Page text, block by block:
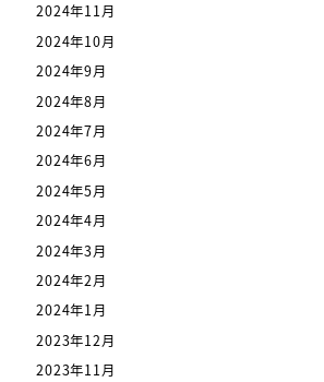
2024年11月
2024年10月
2024年9月
2024年8月
2024年7月
2024年6月
2024年5月
2024年4月
2024年3月
2024年2月
2024年1月
2023年12月
2023年11月